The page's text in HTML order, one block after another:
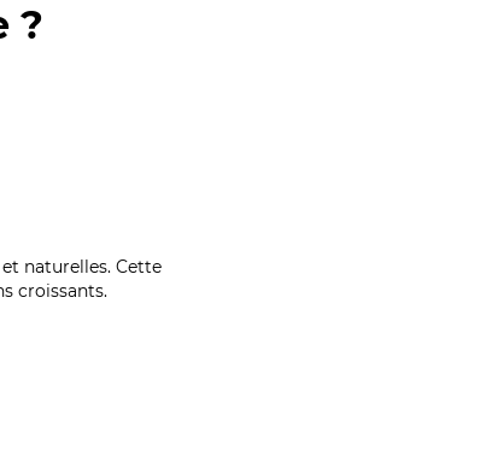
?
naturelles. Cette
croissants.